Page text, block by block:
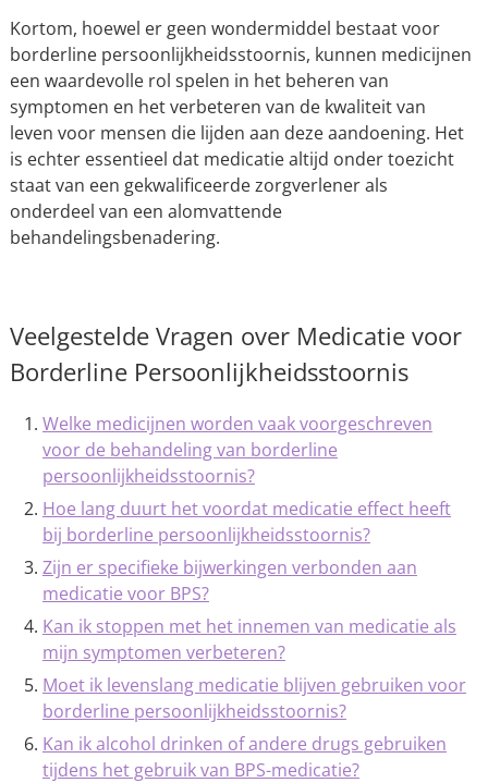
Kortom, hoewel er geen wondermiddel bestaat voor
borderline persoonlijkheidsstoornis, kunnen medicijnen
een waardevolle rol spelen in het beheren van
symptomen en het verbeteren van de kwaliteit van
leven voor mensen die lijden aan deze aandoening. Het
is echter essentieel dat medicatie altijd onder toezicht
staat van een gekwalificeerde zorgverlener als
onderdeel van een alomvattende
behandelingsbenadering.
Veelgestelde Vragen over Medicatie voor
Borderline Persoonlijkheidsstoornis
Welke medicijnen worden vaak voorgeschreven
voor de behandeling van borderline
persoonlijkheidsstoornis?
Hoe lang duurt het voordat medicatie effect heeft
bij borderline persoonlijkheidsstoornis?
Zijn er specifieke bijwerkingen verbonden aan
medicatie voor BPS?
Kan ik stoppen met het innemen van medicatie als
mijn symptomen verbeteren?
Moet ik levenslang medicatie blijven gebruiken voor
borderline persoonlijkheidsstoornis?
Kan ik alcohol drinken of andere drugs gebruiken
tijdens het gebruik van BPS-medicatie?